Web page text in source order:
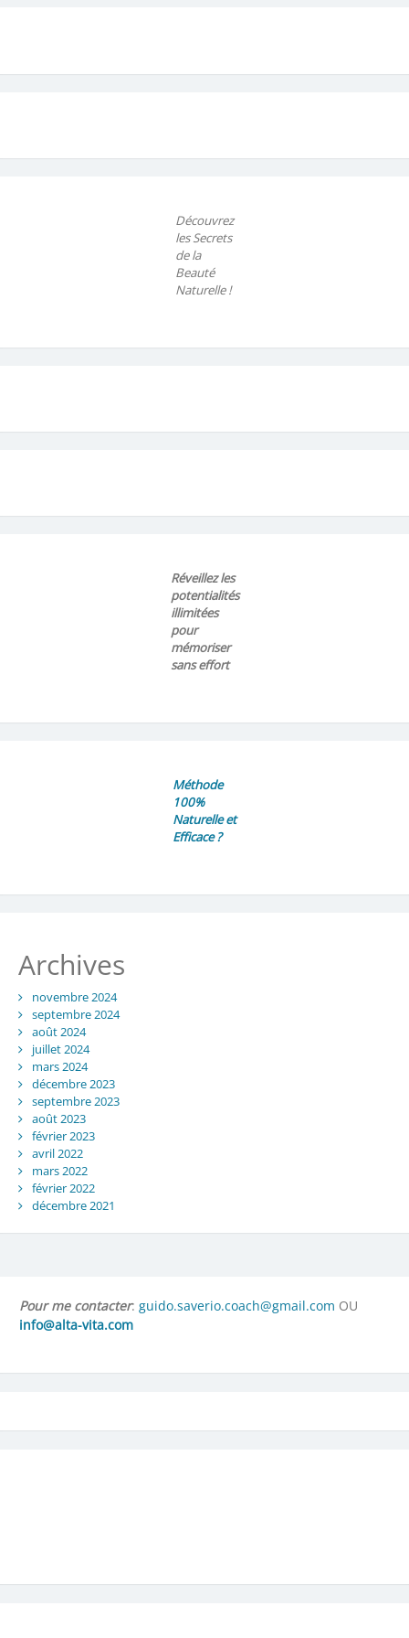
Découvrez
les Secrets
de la
Beauté
Naturelle !
Réveillez les
potentialités
illimitées
pour
mémoriser
sans effort
Méthode
100%
Naturelle et
Efficace ?
Archives
novembre 2024
septembre 2024
août 2024
juillet 2024
mars 2024
décembre 2023
septembre 2023
août 2023
février 2023
avril 2022
mars 2022
février 2022
décembre 2021
Pour me contacter: guido.saverio.coach@gmail.com OU
info@alta-vita.com